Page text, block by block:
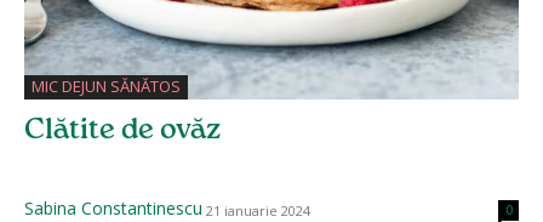
MIC DEJUN SĂNĂTOS
Clătite de ovăz
Sabina Constantinescu 21 ianuarie 2024 0